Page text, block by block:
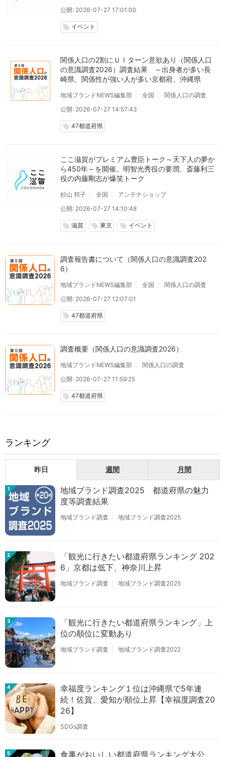
公開: 2026-07-27 17:01:00
local_offer イベント
関係人口の2割にＵＩターン意欲あり（関係人口
の意識調査2026）調査結果 ～出身者が多い長
崎県、関係性が強い人が多い京都府、沖縄県
地域ブランドNEWS編集部 全国
関係人口の調査
公開: 2026-07-27 14:57:43
local_offer 47都道府県
ここ滋賀がプレミアム豊臣トーク～天下人の夢か
ら450年～を開催。明智光秀役の要潤、斎藤利三
役の内藤剛志が爆笑トーク
杉山 邦子 全国
アンテナショップ
公開: 2026-07-27 14:10:48
local_offer 滋賀 local_offer 東京 local_offer イベント
調査報告書について（関係人口の意識調査202
6）
地域ブランドNEWS編集部 全国
関係人口の調査
公開: 2026-07-27 12:07:01
local_offer 47都道府県
調査概要（関係人口の意識調査2026）
地域ブランドNEWS編集部
関係人口の調査
公開: 2026-07-27 11:59:25
local_offer 47都道府県
ランキング
昨日 週間 月間
1
地域ブランド調査2025 都道府県の魅力
度等調査結果
地域ブランド調査 地域ブランド調査2025
2
「観光に行きたい都道府県ランキング 202
6」京都は低下、神奈川上昇
地域ブランド調査 地域ブランド調査2025
3
「観光に行きたい都道府県ランキング」上
位の順位に変動あり
地域ブランド調査 地域ブランド調査2022
4
幸福度ランキング１位は沖縄県で5年連
続！佐賀、愛知が順位上昇【幸福度調査20
26】
SDGs調査
5
食事がおいしい都道府県ランキング大公